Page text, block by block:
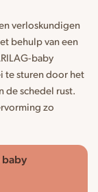
verloskundigen
behulp van een
baby
te sturen door het
de schedel rust.
zo
baby